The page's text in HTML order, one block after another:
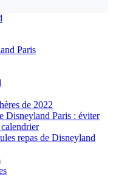
Paris
de 2022
Disneyland Paris : éviter
repas de Disneyland